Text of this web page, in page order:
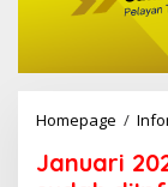
Homepage /
Januari